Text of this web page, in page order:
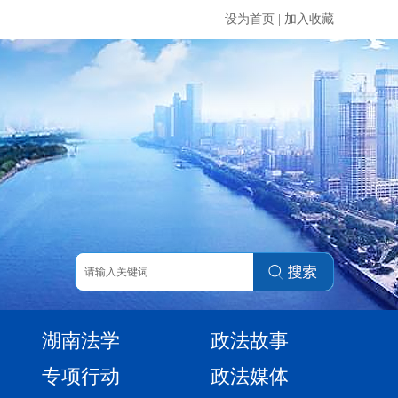
设为首页 加入收藏
湖南法学
政法故事
专项行动
政法媒体